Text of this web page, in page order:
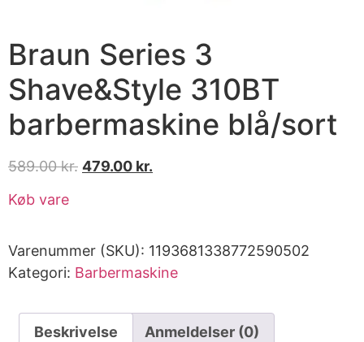
Braun Series 3
Shave&Style 310BT
barbermaskine blå/sort
589.00kr. 479.00 kr.
Køb vare
Varenummer (SKU): 1193681338772590502
Kategori: Barbermaskine
Beskrivelse Anmeldelser (0)